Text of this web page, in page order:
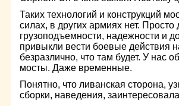
Таких технологий и конструкций
силах, в других армиях нет.
грузоподъемности, надежности и
привыкли вести боевые действия
безразлично, что там будет. У нас
мосты. Даже временные.
Понятно, что ливанская сторона,
сборки, наведения,